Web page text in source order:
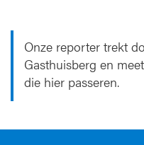
Onze reporter trekt
Gasthuisberg en
die hier passeren.